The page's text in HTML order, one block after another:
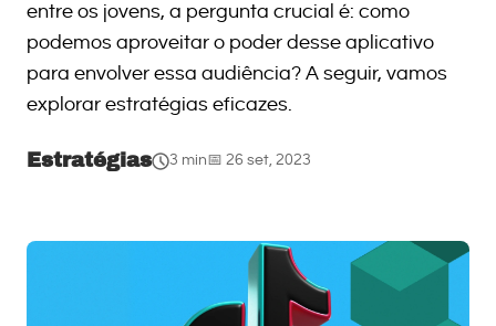
entre os jovens, a pergunta crucial é: como
podemos aproveitar o poder desse aplicativo
para envolver essa audiência? A seguir, vamos
explorar estratégias eficazes.
Estratégias 3 min 📅 26 set, 2023